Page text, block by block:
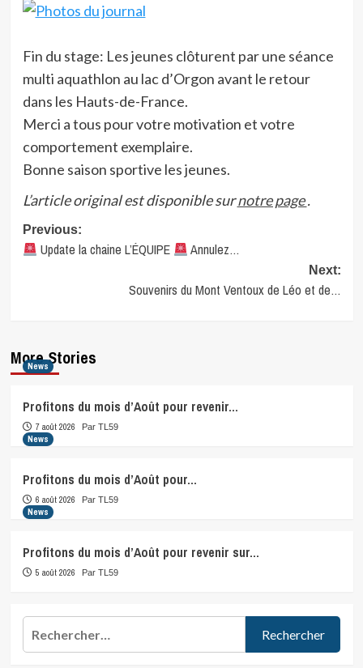
Fin du stage: Les jeunes clôturent par une séance
multi aquathlon au lac d’Orgon avant le retour
dans les Hauts-de-France.
Merci a tous pour votre motivation et votre
comportement exemplaire.
Bonne saison sportive les jeunes.
L’article original est disponible surnotre page.
Post
navigation
Previous:
Update la chaine L’ÉQUIPE Annulez…
Next:
Souvenirs du Mont Ventoux de Léo et de…
More Stories
News
Profitons du mois d’Août pour revenir…
7 août 2026 Par TL59
News
Profitons du mois d’Août pour…
6 août 2026 Par TL59
News
Profitons du mois d’Août pour revenir sur…
5 août 2026 Par TL59